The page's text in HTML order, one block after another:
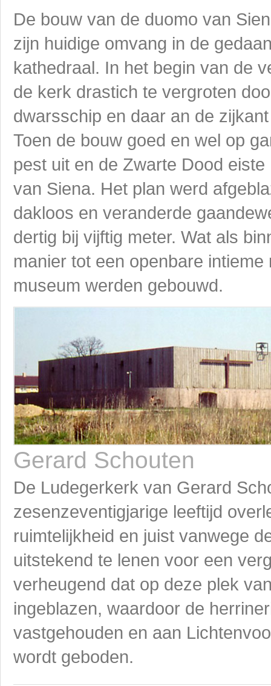
De bouw van de duomo van
zijn huidige omvang in de
kathedraal. In het begin van de
de kerk drastich te vergroten
dwarsschip en daar an de
Toen de bouw goed en wel op
pest uit en de Zwarte Dood
van Siena. Het plan werd
dakloos en veranderde
dertig bij vijftig meter. Wat als
manier tot een openbare
museum werden gebouwd.
Gerard Schouten
De Ludegerkerk van Gerard
zesenzeventigjarige leeftijd
ruimtelijkheid en juist vanwege
uitstekend te lenen voor een
verheugend dat op deze plek
ingeblazen, waardoor de
vastgehouden en aan
wordt geboden.